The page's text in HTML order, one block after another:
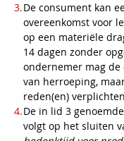
De consument kan
overeenkomst voor
op een materiële
14 dagen zonder
ondernemer mag
van herroeping,
reden(en)
De in lid 3
volgt op het sluiten